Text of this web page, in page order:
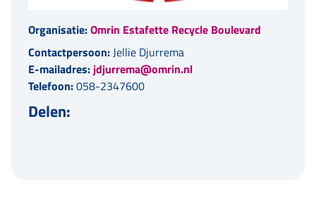
Organisatie:Omrin Estafette Recycle Boulevard
Contactpersoon: Jellie Djurrema
E-mailadres: jdjurrema@omrin.nl
Telefoon:058-2347600
Delen: